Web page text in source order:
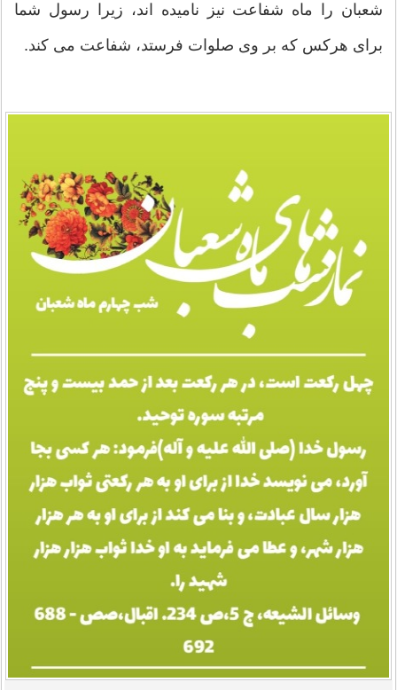
شعبان را ماه شفاعت نیز نامیده اند، زیرا رسول شما
برای هرکس که بر وی صلوات فرستد، شفاعت می کند.